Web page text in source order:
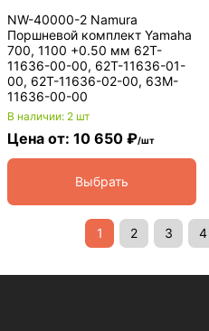
NW-40000-2 Namura
Поршневой комплект Yamaha
700, 1100 +0.50 мм 62T-
11636-00-00, 62T-11636-01-
00, 62T-11636-02-00, 63M-
11636-00-00
В наличии: 2 шт
Цена от: 10 650 ₽/шт
Выбрать
1 2 3 4